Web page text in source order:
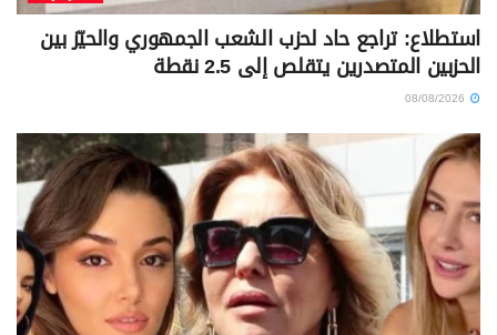
استطلاع: تراجع حاد لحزب الشعب الجمهوري والحيّز بين
الحزبين المتصدرين يتقلص إلى 2.5 نقطة